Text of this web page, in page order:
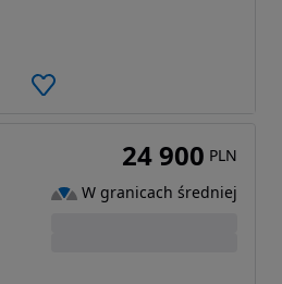
24 900 PLN
W granicach średniej